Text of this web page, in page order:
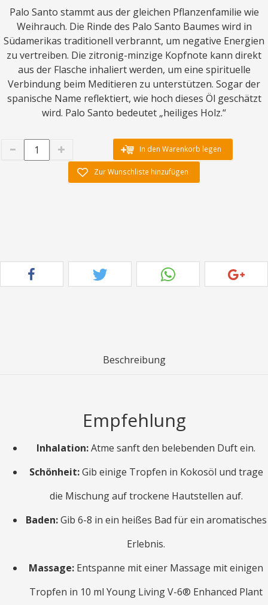
Palo Santo stammt aus der gleichen Pflanzenfamilie wie
Weihrauch. Die Rinde des Palo Santo Baumes wird in
Südamerikas traditionell verbrannt, um negative Energien
zu vertreiben. Die zitronig-minzige Kopfnote kann direkt
aus der Flasche inhaliert werden, um eine spirituelle
Verbindung beim Meditieren zu unterstützen. Sogar der
spanische Name reflektiert, wie hoch dieses Öl geschätzt
wird. Palo Santo bedeutet „heiliges Holz.“
In den Warenkorb legen
Zur Wunschliste hinzufügen
Beschreibung
Empfehlung
Inhalation:Atme sanft den belebenden Duft ein.
Schönheit:Gib einige Tropfen in Kokosöl und trage
die Mischung auf trockene Hautstellen auf.
Baden:Gib 6-8 in ein heißes Bad für ein aromatisches
Erlebnis.
Massage: Entspanne mit einer Massage mit einigen
Tropfen in 10 ml Young Living V-6® Enhanced Plant